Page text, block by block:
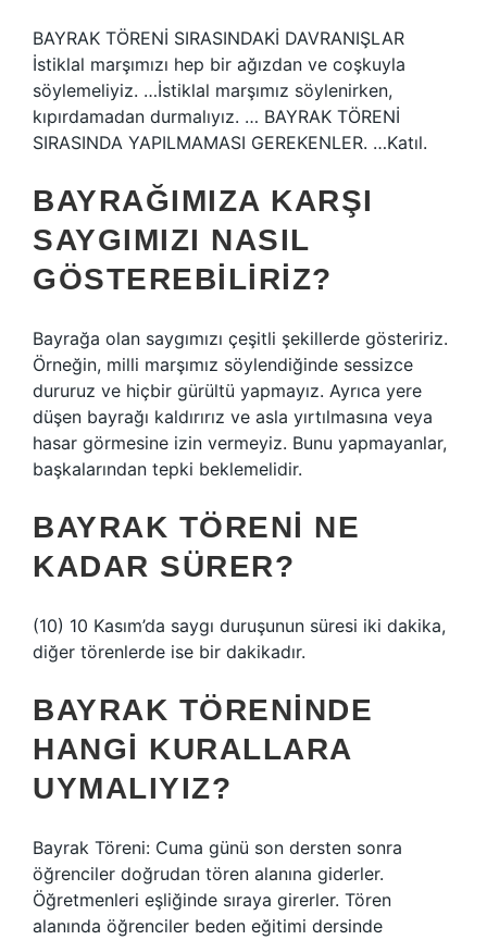
BAYRAK TÖRENİ SIRASINDAKİ DAVRANIŞLAR
İstiklal marşımızı hep bir ağızdan ve coşkuyla
söylemeliyiz. …İstiklal marşımız söylenirken,
kıpırdamadan durmalıyız. … BAYRAK TÖRENİ
SIRASINDA YAPILMAMASI GEREKENLER. …Katıl.
BAYRAĞIMIZA KARŞI
SAYGIMIZI NASIL
GÖSTEREBILIRIZ?
Bayrağa olan saygımızı çeşitli şekillerde gösteririz.
Örneğin, milli marşımız söylendiğinde sessizce
dururuz ve hiçbir gürültü yapmayız. Ayrıca yere
düşen bayrağı kaldırırız ve asla yırtılmasına veya
hasar görmesine izin vermeyiz. Bunu yapmayanlar,
başkalarından tepki beklemelidir.
BAYRAK TÖRENI NE
KADAR SÜRER?
(10) 10 Kasım’da saygı duruşunun süresi iki dakika,
diğer törenlerde ise bir dakikadır.
BAYRAK TÖRENINDE
HANGI KURALLARA
UYMALIYIZ?
Bayrak Töreni: Cuma günü son dersten sonra
öğrenciler doğrudan tören alanına giderler.
Öğretmenleri eşliğinde sıraya girerler. Tören
alanında öğrenciler beden eğitimi dersinde